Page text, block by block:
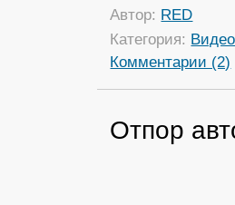
Автор: RED
Категория: Видео
Комментарии (2)
Отпор